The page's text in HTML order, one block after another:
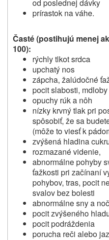
od poslednej dávky
prírastok na váhe.
Časté (postihujú menej
100):
rýchly tlkot srdca
upchatý nos
zápcha, žalúdočné
pocit slabosti,
opuchy rúk a nôh
nízky krvný tlak pri
spôsobiť, že sa
(môže to viesť k
zvýšená hladina
rozmazané videnie,
abnormálne pohyby
ťažkosti pri začínaní
pohybov, tras, pocit
svalov bez bolesti
abnormálne sny a
pocit zvýšeného
pocit podráždenia
porucha reči alebo